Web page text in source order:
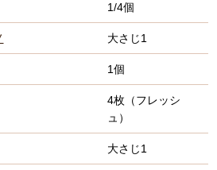
1/4個
大さじ1
1個
4枚（フレッシ
ュ）
大さじ1